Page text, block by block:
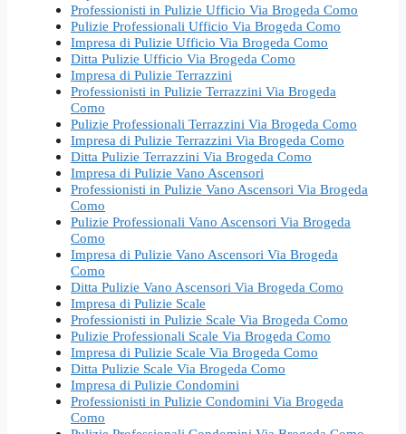
Professionisti in Pulizie Ufficio Via Brogeda Como
Pulizie Professionali Ufficio Via Brogeda Como
Impresa di Pulizie Ufficio Via Brogeda Como
Ditta Pulizie Ufficio Via Brogeda Como
Impresa di Pulizie Terrazzini
Professionisti in Pulizie Terrazzini Via Brogeda
Como
Pulizie Professionali Terrazzini Via Brogeda Como
Impresa di Pulizie Terrazzini Via Brogeda Como
Ditta Pulizie Terrazzini Via Brogeda Como
Impresa di Pulizie Vano Ascensori
Professionisti in Pulizie Vano Ascensori Via Brogeda
Como
Pulizie Professionali Vano Ascensori Via Brogeda
Como
Impresa di Pulizie Vano Ascensori Via Brogeda
Como
Ditta Pulizie Vano Ascensori Via Brogeda Como
Impresa di Pulizie Scale
Professionisti in Pulizie Scale Via Brogeda Como
Pulizie Professionali Scale Via Brogeda Como
Impresa di Pulizie Scale Via Brogeda Como
Ditta Pulizie Scale Via Brogeda Como
Impresa di Pulizie Condomini
Professionisti in Pulizie Condomini Via Brogeda
Como